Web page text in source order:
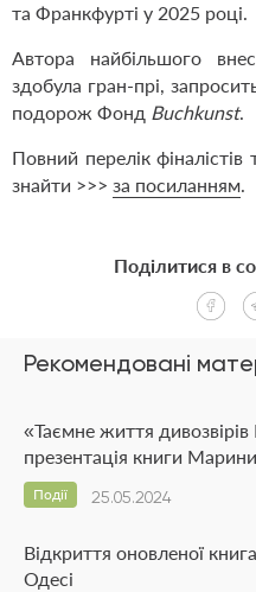
та Франкфурті у 2025 році.
Автора найбільшого
здобула гран-прі,
подорож Фонд Buchkunst.
Повний перелік
знайти >>> за посиланням.
Рекомендовані
«Таємне життя
презентація книги
25.05.2024
Події
Відкриття оновленої
Одесі
Поділитися в